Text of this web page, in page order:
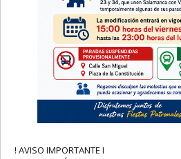
! AVISO IMPORTANTE I